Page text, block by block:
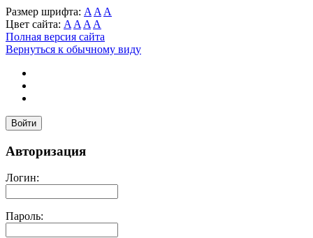
Размер шрифта: A A A
Цвет сайта: A A A A
Полная версия сайта
Вернуться к обычному виду
Войти
Авторизация
Логин:
Пароль: